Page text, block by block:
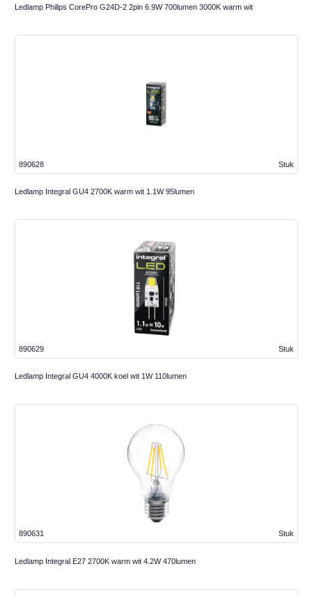
Ledlamp Philips CorePro G24D-2 2pin 6.9W 700lumen 3000K warm wit
Stuk
890628
Ledlamp Integral GU4 2700K warm wit 1.1W 95lumen
Stuk
890629
Ledlamp Integral GU4 4000K koel wit 1W 110lumen
Stuk
890631
Ledlamp Integral E27 2700K warm wit 4.2W 470lumen